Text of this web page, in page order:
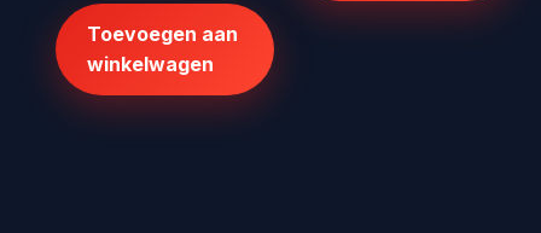
€1.080,00.€699,99.
Toevoegen aan
winkelwagen